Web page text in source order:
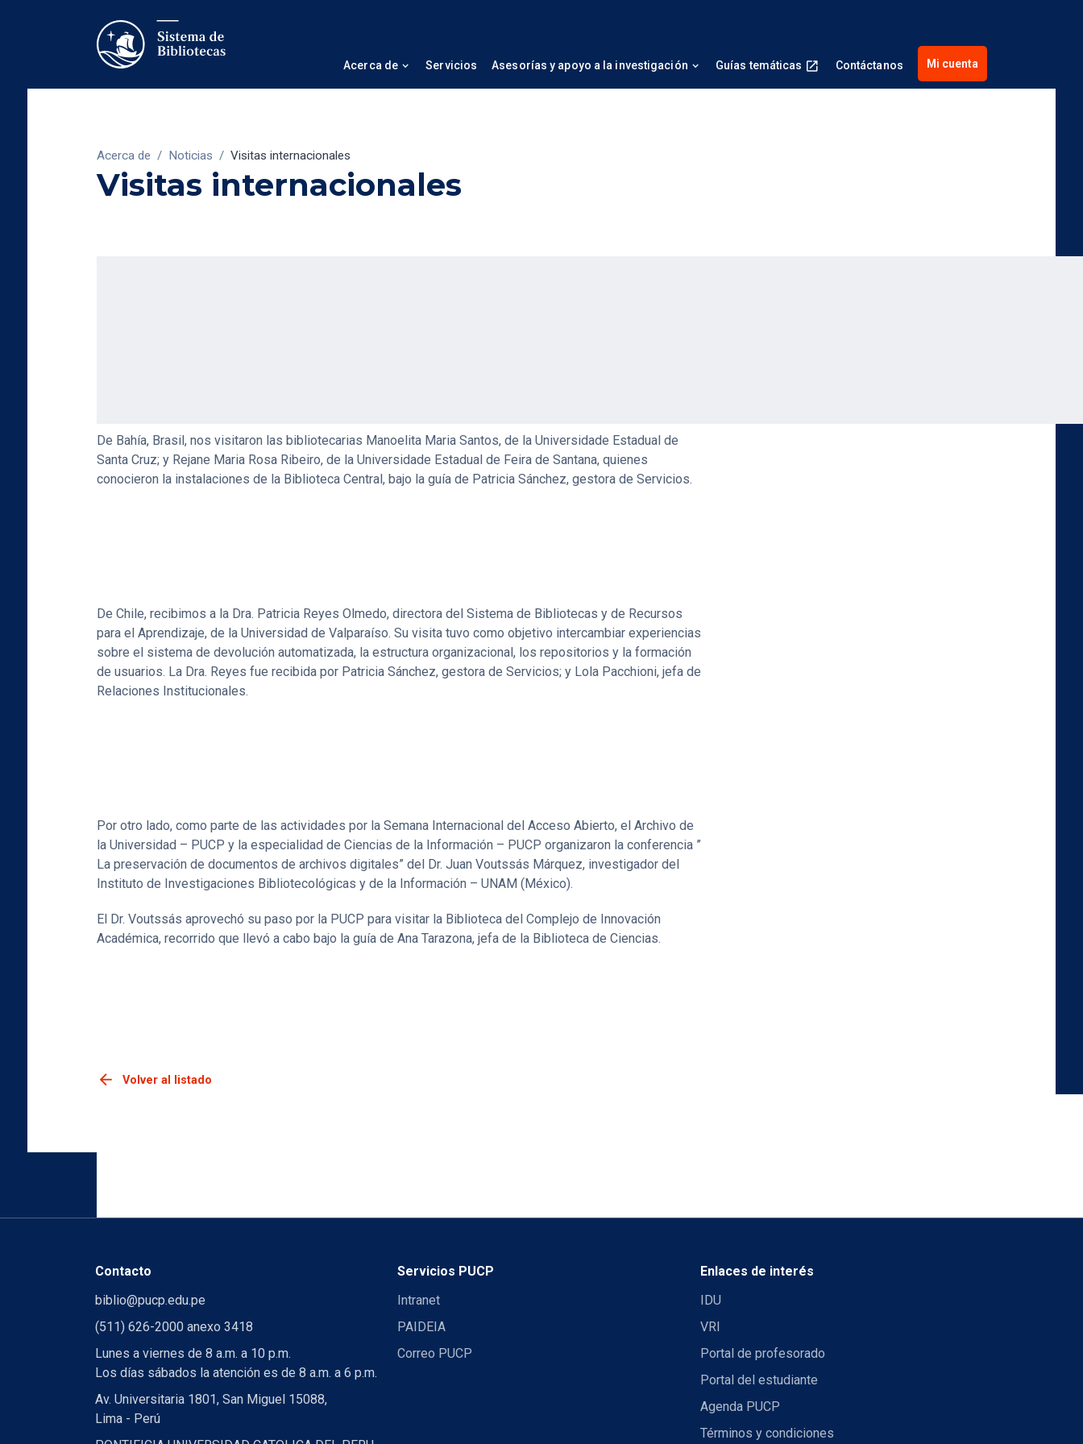
Acerca de Servicios Asesorías y apoyo a la investigación Guías temáticas Contáctanos Mi cuenta
Acerca de / Noticias / Visitas internacionales
Visitas internacionales
De Bahía, Brasil, nos visitaron las bibliotecarias Manoelita Maria Santos, de la Universidade Estadual de
Santa Cruz; y Rejane Maria Rosa Ribeiro, de la Universidade Estadual de Feira de Santana, quienes
conocieron la instalaciones de la Biblioteca Central, bajo la guía de Patricia Sánchez, gestora de Servicios.
De Chile, recibimos a la Dra. Patricia Reyes Olmedo, directora del Sistema de Bibliotecas y de Recursos
para el Aprendizaje, de la Universidad de Valparaíso. Su visita tuvo como objetivo intercambiar experiencias
sobre el sistema de devolución automatizada, la estructura organizacional, los repositorios y la formación
de usuarios. La Dra. Reyes fue recibida por Patricia Sánchez, gestora de Servicios; y Lola Pacchioni, jefa de
Relaciones Institucionales.
Por otro lado, como parte de las actividades por la Semana Internacional del Acceso Abierto, el Archivo de
la Universidad – PUCP y la especialidad de Ciencias de la Información – PUCP organizaron la conferencia ”
La preservación de documentos de archivos digitales” del Dr. Juan Voutssás Márquez, investigador del
Instituto de Investigaciones Bibliotecológicas y de la Información – UNAM (México).
El Dr. Voutssás aprovechó su paso por la PUCP para visitar la Biblioteca del Complejo de Innovación
Académica, recorrido que llevó a cabo bajo la guía de Ana Tarazona, jefa de la Biblioteca de Ciencias.
arrow_back Volver al listado
Contacto
biblio@pucp.edu.pe
(511) 626-2000 anexo 3418
Lunes a viernes de 8 a.m. a 10 p.m.
Los días sábados la atención es de 8 a.m. a 6 p.m.
Av. Universitaria 1801, San Miguel 15088,
Lima - Perú
Servicios PUCP
Intranet
PAIDEIA
Correo PUCP
Enlaces de interés
IDU
VRI
Portal de profesorado
Portal del estudiante
Agenda PUCP
Términos y condiciones